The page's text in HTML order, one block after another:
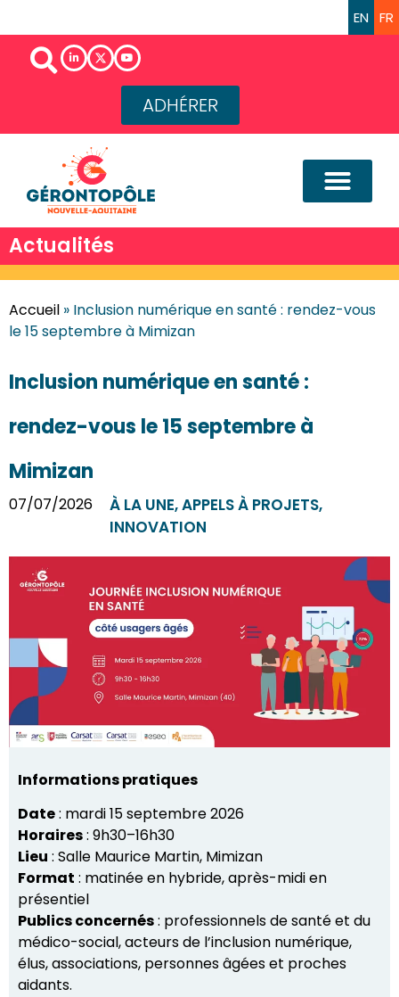
FR
EN
ADHÉRER
Actualités
Accueil » Inclusion numérique en santé : rendez-vous
le 15 septembre à Mimizan
Inclusion numérique en santé :
rendez-vous le 15 septembre à
Mimizan
07/07/2026 À LA UNE,APPELS À PROJETS,
INNOVATION
Informations pratiques
Date: mardi 15 septembre 2026
Horaires: 9h30–16h30
Lieu : Salle Maurice Martin, Mimizan
Format : matinée en hybride, après-midi en
présentiel
Publics concernés: professionnels de santé et du
médico-social, acteurs de l’inclusion numérique,
élus, associations, personnes âgées et proches
aidants.